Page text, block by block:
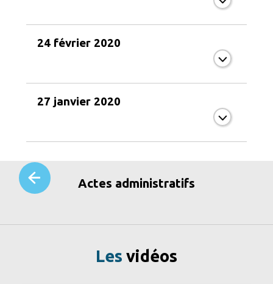
24 février 2020
27 janvier 2020
Actes administratifs
Les vidéos